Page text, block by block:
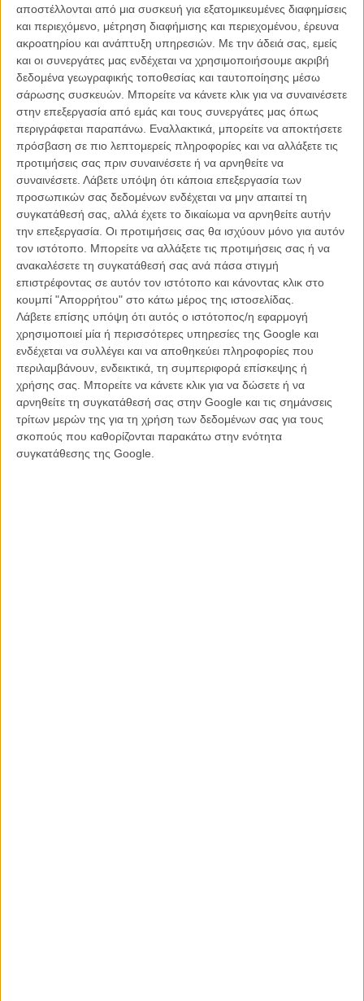
αποστέλλονται από μια συσκευή για εξατομικευμένες διαφημίσεις
και περιεχόμενο, μέτρηση διαφήμισης και περιεχομένου, έρευνα
ακροατηρίου και ανάπτυξη υπηρεσιών. Με την άδειά σας, εμείς
και οι συνεργάτες μας ενδέχεται να χρησιμοποιήσουμε ακριβή
δεδομένα γεωγραφικής τοποθεσίας και ταυτοποίησης μέσω
σάρωσης συσκευών. Μπορείτε να κάνετε κλικ για να συναινέσετε
στην επεξεργασία από εμάς και τους συνεργάτες μας όπως
περιγράφεται παραπάνω. Εναλλακτικά, μπορείτε να αποκτήσετε
πρόσβαση σε πιο λεπτομερείς πληροφορίες και να αλλάξετε τις
προτιμήσεις σας πριν συναινέσετε ή να αρνηθείτε να
συναινέσετε. Λάβετε υπόψη ότι κάποια επεξεργασία των
προσωπικών σας δεδομένων ενδέχεται να μην απαιτεί τη
συγκατάθεσή σας, αλλά έχετε το δικαίωμα να αρνηθείτε αυτήν
την επεξεργασία. Οι προτιμήσεις σας θα ισχύουν μόνο για αυτόν
τον ιστότοπο. Μπορείτε να αλλάξετε τις προτιμήσεις σας ή να
ανακαλέσετε τη συγκατάθεσή σας ανά πάσα στιγμή
επιστρέφοντας σε αυτόν τον ιστότοπο και κάνοντας κλικ στο
κουμπί "Απορρήτου" στο κάτω μέρος της ιστοσελίδας.
Λάβετε επίσης υπόψη ότι αυτός ο ιστότοπος/η εφαρμογή
χρησιμοποιεί μία ή περισσότερες υπηρεσίες της Google και
ενδέχεται να συλλέγει και να αποθηκεύει πληροφορίες που
περιλαμβάνουν, ενδεικτικά, τη συμπεριφορά επίσκεψης ή
χρήσης σας. Μπορείτε να κάνετε κλικ για να δώσετε ή να
αρνηθείτε τη συγκατάθεσή σας στην Google και τις σημάνσεις
τρίτων μερών της για τη χρήση των δεδομένων σας για τους
σκοπούς που καθορίζονται παρακάτω στην ενότητα
συγκατάθεσης της Google.
Η ελληνική τηλεόραση γνώρισε από νωρίς queer χαρακτήρες, όπως
τον Γιάννη του Γιάννη Μπέζου στους«Απαράδεκτους»τη δεκαετία
του ’90 και τον Μιχαλάκη στα«Εγκλήματα»ή τον Τόλη στους
«Δύο Ξένους»και τον Σπύρο στους «S1ngles»που συνήθως
παρουσιάζονταν με χιουμοριστικό ή δευτερεύοντα τρόπο ή
βάζοντας τους στο περιθώριο, όπως ο χαρακτήρας του Φίλιππου
Σοφιανού στο«Τμήμα Ηθών. Ατέλειωτη Νύχτα». Αργότερα,
δημιουργοί όπως ο Γιώργος Καπουτζίδης προσπάθησαν να
δώσουν πιο αληθινή διάσταση, μέσα από χαρακτήρες όπως στην
«Εθνική Ελλάδος». Ωστόσο, παρά την παρουσία τέτοιων ρόλων,
χρειάστηκε να φτάσουμε στο 2003 για να δούμε το πρώτο ανοιχτό
γκέι φιλί στο «Κλείσε τα Μάτια», δείχνοντας πόσο αργά τόλμησε η
τηλεόραση να περάσει από την υπονοούμενη ορατότητα στη
ρεαλιστική απεικόνιση.
Η δεύτερη σεζόν της σειράς του Γιώργου Καπουτζίδη, η οποία έκανε
την πρεμιέρα της την Τρίτη, που μας πέρασε στον ΑΝΤ1, ήρθε να
φέρει ξανά στο προσκήνιο ένα θέμα που απασχολεί έντονα τη
σύγχρονη ελληνική τηλεόραση: την απεικόνιση των ομόφυλόφιλων
ερωτικών σχέσεων. Στη νέα σεζόν, για πρώτη φορά,
παρακολουθήσαμε ένα ακόμα γκέι φιλί μεταξύ του Οδυσσέα και του
Αντώνη – μια στιγμή που δεν ήρθε ως «πρόκληση», αλλά ως
αναπόσπαστο κομμάτι της αφήγησης. Το γεγονός αυτό έδωσε την
αφορμή να ξαναθυμηθούμε τη διαδρομή της ελληνικής τηλεόρασης
σε σχέση με τα γκέι φιλιά και τις ερωτικές σκηνές: μια πορεία που
ξεκινάει από έντονες αντιδράσεις στις αρχές του 2000 και φτάνει